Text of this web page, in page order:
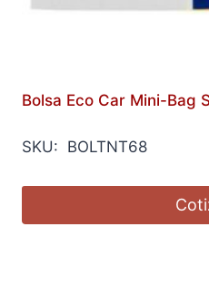
Bolsa Eco Car Mini-Bag
SKU: BOLTNT68